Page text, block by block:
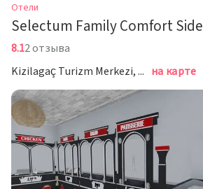
Отели
Selectum Family Comfort Side
8.12 отзыва
Kizilagaç Turizm Merkezi, Манавгат на карте